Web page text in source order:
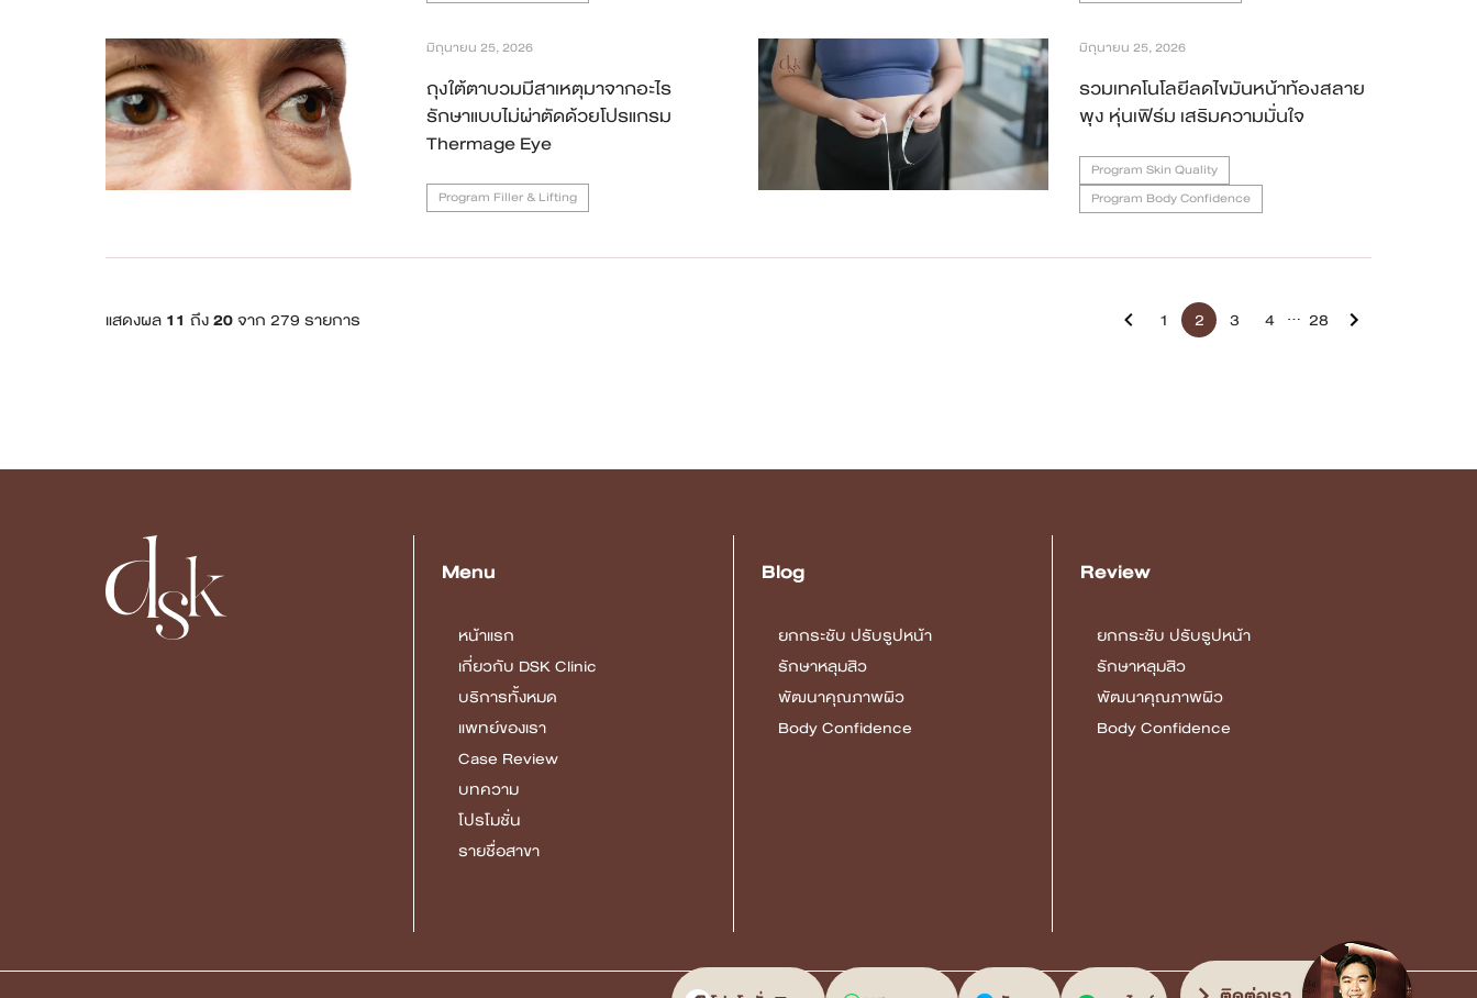
มิถุนายน 25, 2026
ถุงใต้ตาบวมมีสาเหตุมาจากอะไร
รักษาแบบไม่ผ่าตัดด้วยโปรแกรม
Thermage Eye
Program Filler & Lifting
มิถุนายน 25, 2026
รวมเทคโนโลยีลดไขมันหน้าท้องสลาย
พุง หุ่นเฟิร์ม เสริมความมั่นใจ
Program Skin Quality
Program Body Confidence
แสดงผล 11 ถึง20จาก 279 รายการ 1 2 3 4 ... 28
Menu
หน้าแรก
เกี่ยวกับ DSK Clinic
บริการทั้งหมด
แพทย์ของเรา
Case Review
บทความ
โปรโมชั่น
รายชื่อสาขา
Blog
ยกกระชับ ปรับรูปหน้า
รักษาหลุมสิว
พัฒนาคุณภาพผิว
Body Confidence
Review
ยกกระชับ ปรับรูปหน้า
รักษาหลุมสิว
พัฒนาคุณภาพผิว
Body Confidence